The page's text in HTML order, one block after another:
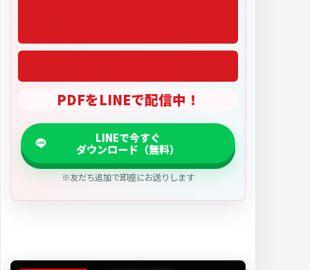
PDFをLINEで配信中！
※友だち追加で即座にお送りします